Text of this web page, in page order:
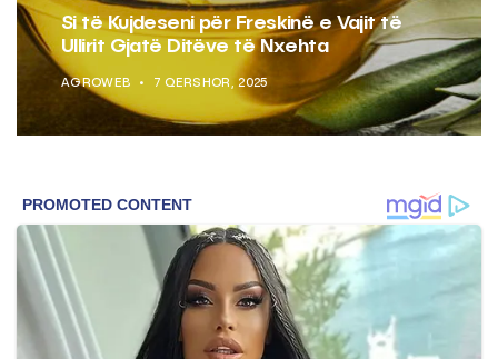
Si të Kujdeseni për Freskinë e Vajit të
Ullirit Gjatë Ditëve të Nxehta
AGROWEB 7 QERSHOR, 2025